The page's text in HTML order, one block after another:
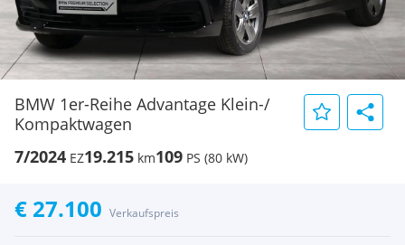
BMW 1er-Reihe Advantage Klein-/
Kompaktwagen
7/2024 EZ19.215 km109 PS (80 kW)
€ 27.100 Verkaufspreis